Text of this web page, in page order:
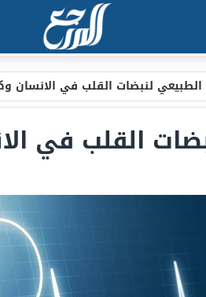
لنبضات القلب في الانسان
القلب في